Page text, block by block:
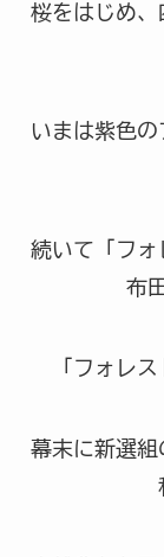
桜をはじめ
いまは紫色
続いて「フォ
布
「フォレ
幕末に新選